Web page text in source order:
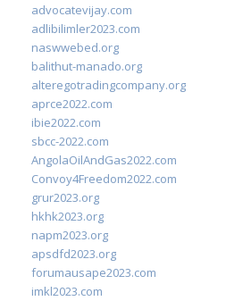
advocatevijay.com
adlibilimler2023.com
naswwebed.org
balithut-manado.org
alteregotradingcompany.org
aprce2022.com
ibie2022.com
sbcc-2022.com
AngolaOilAndGas2022.com
Convoy4Freedom2022.com
grur2023.org
hkhk2023.org
napm2023.org
apsdfd2023.org
forumausape2023.com
imkl2023.com